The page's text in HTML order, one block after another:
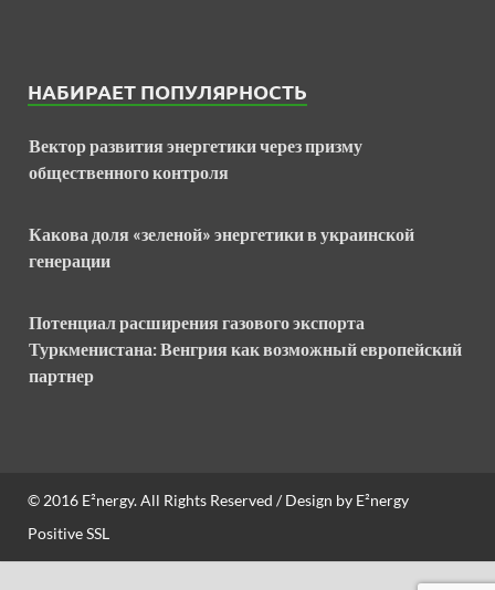
НАБИРАЕТ ПОПУЛЯРНОСТЬ
Вектор развития энергетики через призму
общественного контроля
Какова доля «зеленой» энергетики в украинской
генерации
Потенциал расширения газового экспорта
Туркменистана: Венгрия как возможный европейский
партнер
© 2016 E²nergy. All Rights Reserved / Design by E²nergy
Positive SSL